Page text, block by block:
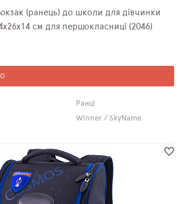
(ранець) до школи для дівчинки
34х26х14 см для першокласниці (2046)
Ранці
Winner / SkyName